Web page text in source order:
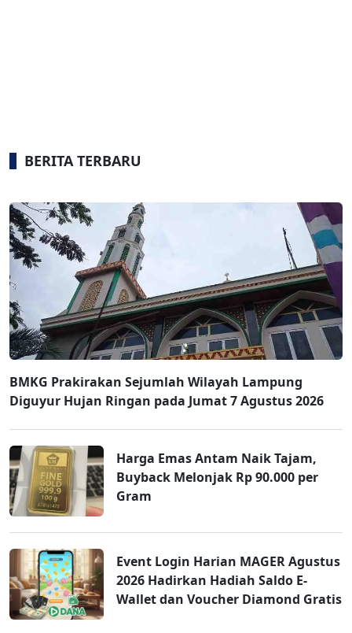
BERITA TERBARU
BMKG Prakirakan Sejumlah Wilayah Lampung
Diguyur Hujan Ringan pada Jumat 7 Agustus 2026
Harga Emas Antam Naik Tajam,
Buyback Melonjak Rp 90.000 per
Gram
Event Login Harian MAGER Agustus
2026 Hadirkan Hadiah Saldo E-
Wallet dan Voucher Diamond Gratis